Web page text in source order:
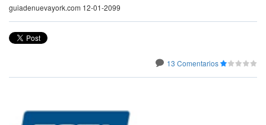
guiadenuevayork.com 12-01-2099
13 Comentarios